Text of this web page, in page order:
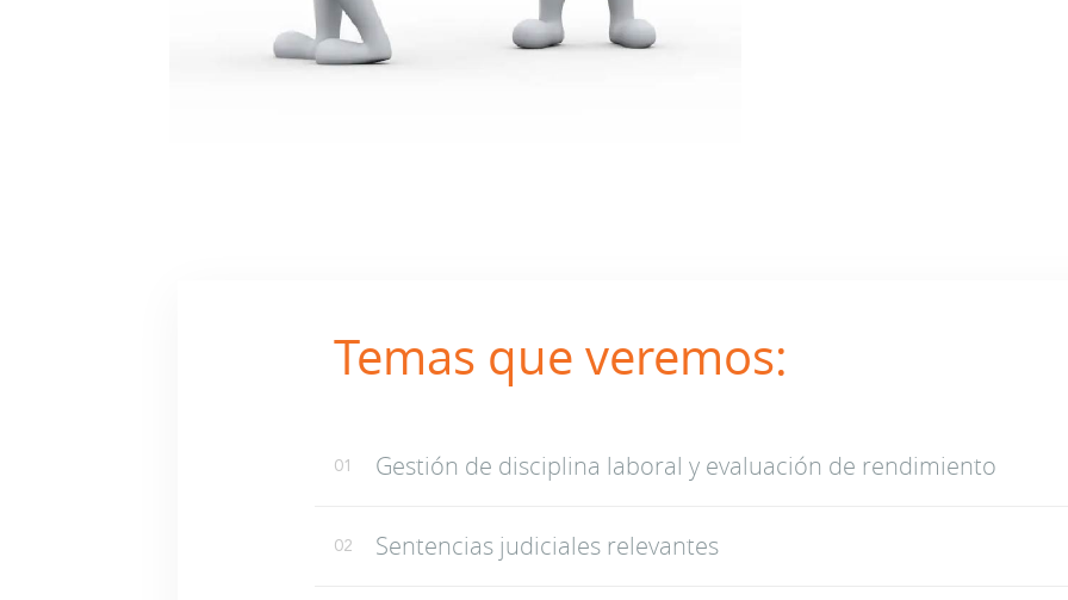
Temas que veremos:
01 Gestión de disciplina laboral y evaluación de rendimiento
02 Sentencias judiciales relevantes